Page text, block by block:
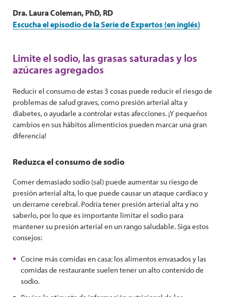
Dra. Laura Coleman, PhD, RD
Escucha el episodio de la Serie de Expertos (en inglés)
Limite el sodio, las grasas saturadas y los
azúcares agregados
Reducir el consumo de estas 3 cosas puede reducir el riesgo de
problemas de salud graves, como presión arterial alta y
diabetes, o ayudarle a controlar estas afecciones. ¡Y pequeños
cambios en sus hábitos alimenticios pueden marcar una gran
diferencia!
Reduzca el consumo de sodio
Comer demasiado sodio (sal) puede aumentar su riesgo de
presión arterial alta, lo que puede causar un ataque cardíaco y
un derrame cerebral. Podría tener presión arterial alta y no
saberlo, por lo que es importante limitar el sodio para
mantener su presión arterial en un rango saludable. Siga estos
consejos:
Cocine más comidas en casa: los alimentos envasados ​​y las
comidas de restaurante suelen tener un alto contenido de
sodio.